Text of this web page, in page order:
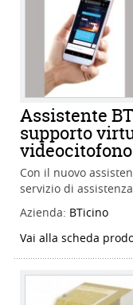
Assistente
supporto
Con il nuovo
servizio di
Azienda: BTicino
Vai alla scheda